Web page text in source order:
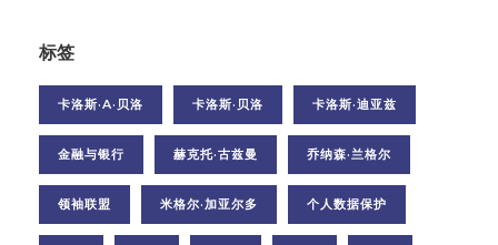
标签
卡洛斯·A·贝洛 卡洛斯·贝洛 卡洛斯·迪亚兹
金融与银行 赫克托·古兹曼 乔纳森·兰格尔
领袖联盟 米格尔·加亚尔多 个人数据保护